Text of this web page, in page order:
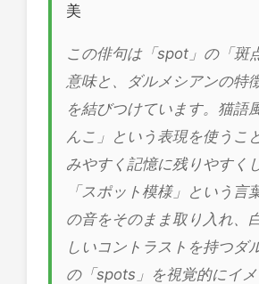
美
この俳句は「spot」の「斑
意味と、ダルメシアンの特
を結びつけています。猫語
んこ」という表現を使うこ
みやすく記憶に残りやすく
「スポット模様」という言
の音をそのまま取り入れ、
しいコントラストを持つダ
の「spots」を視覚的にイ